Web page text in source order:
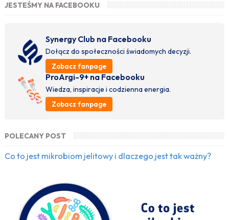
JESTEŚMY NA FACEBOOKU
Synergy Club na Facebooku
Dołącz do społeczności świadomych decyzji.
Zobacz fanpage
ProArgi-9+ na Facebooku
Wiedza, inspiracje i codzienna energia.
Zobacz fanpage
POLECANY POST
Co to jest mikrobiom jelitowy i dlaczego jest tak ważny?